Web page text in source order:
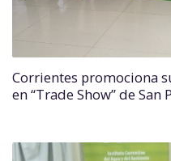
Corrientes promociona
en “Trade Show” de San